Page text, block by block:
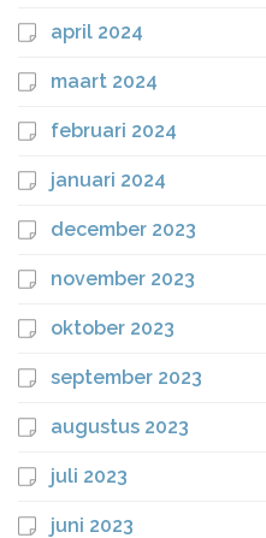
april 2024
maart 2024
februari 2024
januari 2024
december 2023
november 2023
oktober 2023
september 2023
augustus 2023
juli 2023
juni 2023